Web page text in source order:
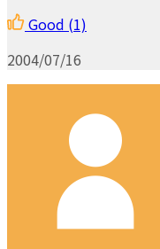
Good (1)
2004/07/16